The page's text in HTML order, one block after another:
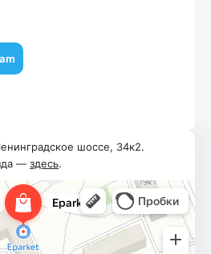
шоссе, 34к2.
— здесь.